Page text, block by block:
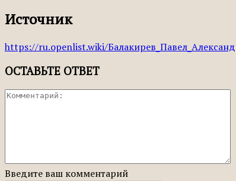
Источник
https://ru.openlist.wiki/
ОСТАВЬТЕ ОТВЕТ
Введите ваш комментарий